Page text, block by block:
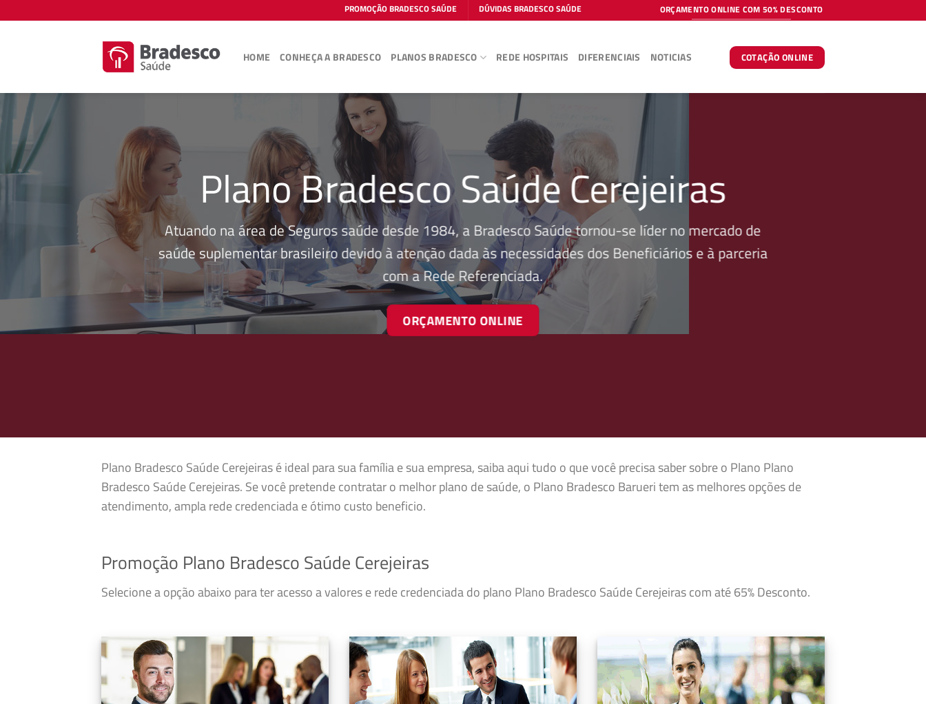
to
PROMOÇÃO BRADESCO SAÚDE DÚVIDAS BRADESCO SAÚDE ORÇAMENTO ONLINE COM 50% DESCONTO
HOME CONHEÇA A BRADESCO PLANOS BRADESCO REDE HOSPITAIS DIFERENCIAIS NOTICIAS COTAÇÃO ONLINE
Plano Bradesco Saúde Cerejeiras
Atuando na área de Seguros saúde desde 1984, a Bradesco Saúde tornou-se líder no mercado de
saúde suplementar brasileiro devido à atenção dada às necessidades dos Beneficiários e à parceria
com a Rede Referenciada.
ORÇAMENTO ONLINE
Plano Bradesco Saúde Cerejeiras é ideal para sua família e sua empresa, saiba aqui tudo o que você precisa saber sobre o Plano Plano
Bradesco Saúde Cerejeiras. Se você pretende contratar o melhor plano de saúde, o Plano Bradesco Barueri tem as melhores opções de
atendimento, ampla rede credenciada e ótimo custo beneficio.
Promoção Plano Bradesco Saúde Cerejeiras
Selecione a opção abaixo para ter acesso a valores e rede credenciada do plano Plano Bradesco Saúde Cerejeiras com até 65% Desconto.